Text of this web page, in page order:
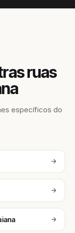
ruas
específicos do